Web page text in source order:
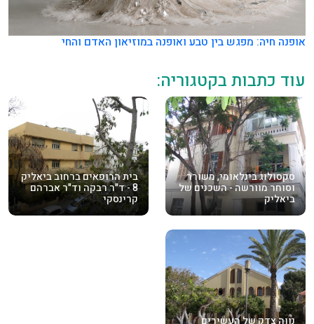
אופנה חיה: מפגש בין טבע ואופנה במוזיאון האדם והחי
עוד כתבות בקטגוריה:
סקסולוג בינלאומי, משורר
וסוחר מוורשה - השכנים של
ביאליק
בית הרופאים ברחוב ביאליק
8 - ד"ר רבקה וד"ר אברהם
קרינסקי
נווה צדק של העשירים